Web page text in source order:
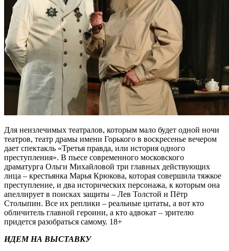
Для неизлечимых театралов, которым мало будет одной ночи
театров, театр драмы имени Горького в воскресенье вечером
дает спектакль «Третья правда, или история одного
преступления». В пьесе современного московского
драматурга Ольги Михайловой три главных действующих
лица – крестьянка Марья Крюкова, которая совершила тяжкое
преступление, и два исторических персонажа, к которым она
апеллирует в поисках защиты – Лев Толстой и Пётр
Столыпин. Все их реплики – реальные цитаты, а вот кто
обличитель главной героини, а кто адвокат – зрителю
придется разобраться самому. 18+
ИДЕМ НА ВЫСТАВКУ